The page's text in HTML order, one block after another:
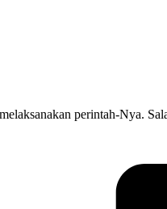
perintah-Nya.